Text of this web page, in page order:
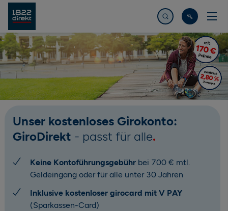
Jetzt suchen
Unser kostenloses Girokonto:
GiroDirekt - passt für alle
Keine Kontoführungsgebühr bei 700 € mtl.
Geldeingang oder für alle unter 30 Jahren
Inklusive kostenloser girocard mit V PAY
(Sparkassen-Card)